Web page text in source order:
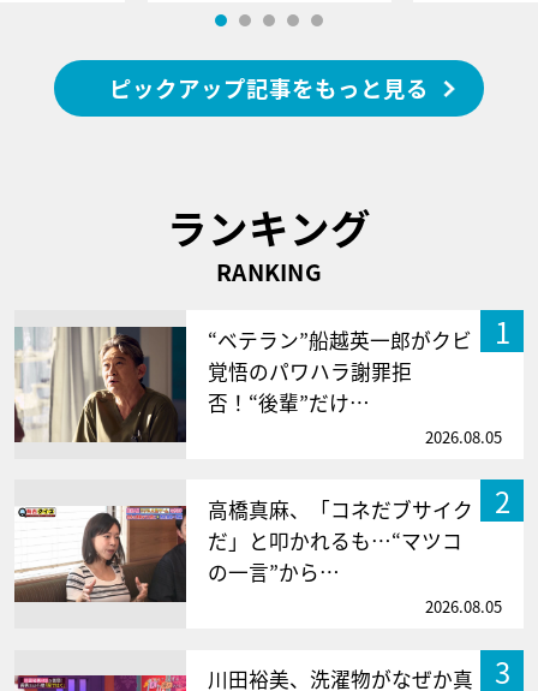
ピックアップ記事をもっと見る
ランキング
RANKING
1
“ベテラン”船越英一郎がクビ
覚悟のパワハラ謝罪拒
否！“後輩”だけ…
2026.08.05
2
高橋真麻、「コネだブサイク
だ」と叩かれるも…“マツコ
の一言”から…
2026.08.05
3
川田裕美、洗濯物がなぜか真